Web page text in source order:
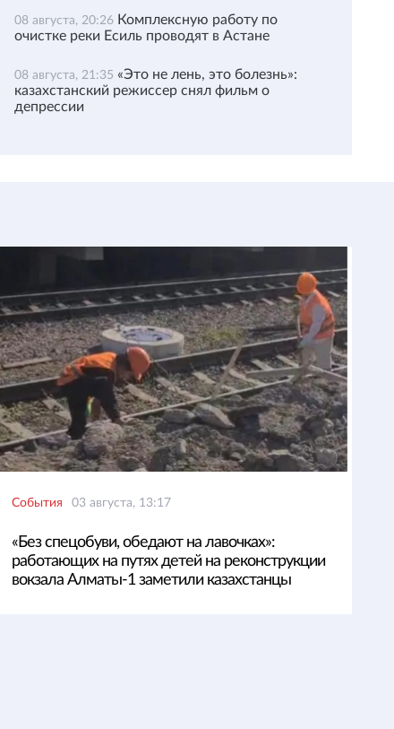
08 августа, 20:26 Комплексную работу по
очистке реки Есиль проводят в Астане
08 августа, 21:35 «Это не лень, это болезнь»:
казахстанский режиссер снял фильм о
депрессии
События 03 августа, 13:17
«Без спецобуви, обедают на лавочках»:
работающих на путях детей на реконструкции
вокзала Алматы-1 заметили казахстанцы